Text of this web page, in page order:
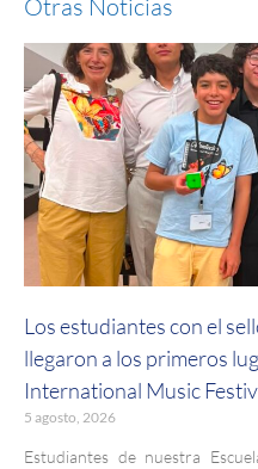
Otras Noticias
Los estudiantes con el
llegaron a los primeros
International Music
5 agosto, 2026
Estudiantes de nuestra